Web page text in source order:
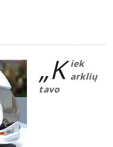
„K iek
arklių
tavo